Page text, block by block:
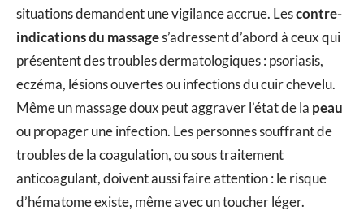
situations demandent une vigilance accrue. Lescontre-
indications du massages’adressent d’abord à ceux qui
présentent des troubles dermatologiques : psoriasis,
eczéma, lésions ouvertes ou infections du cuir chevelu.
Même un massage doux peut aggraver l’état de la peau
ou propager une infection. Les personnes souffrant de
troubles de la coagulation, ou sous traitement
anticoagulant, doivent aussi faire attention : le risque
d’hématome existe, même avec un toucher léger.